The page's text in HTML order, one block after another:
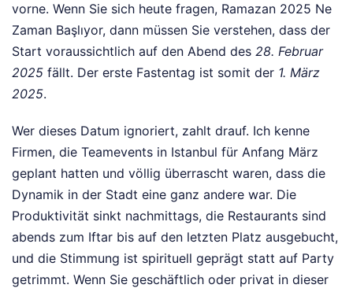
vorne. Wenn Sie sich heute fragen, Ramazan 2025 Ne
Zaman Başlıyor, dann müssen Sie verstehen, dass der
Start voraussichtlich auf den Abend des 28. Februar
2025 fällt. Der erste Fastentag ist somit der 1. März
2025.
Wer dieses Datum ignoriert, zahlt drauf. Ich kenne
Firmen, die Teamevents in Istanbul für Anfang März
geplant hatten und völlig überrascht waren, dass die
Dynamik in der Stadt eine ganz andere war. Die
Produktivität sinkt nachmittags, die Restaurants sind
abends zum Iftar bis auf den letzten Platz ausgebucht,
und die Stimmung ist spirituell geprägt statt auf Party
getrimmt. Wenn Sie geschäftlich oder privat in dieser